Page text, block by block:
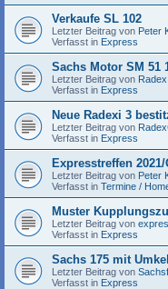
Verkaufe SL 102
Letzter Beitrag von Peter
Verfasst in Express
Sachs Motor SM 51
Letzter Beitrag von Radex
Verfasst in Express
Neue Radexi 3
Letzter Beitrag von
Verfasst in Express
Expresstreffen
Letzter Beitrag von Peter
Verfasst in Termine /
Muster
Letzter Beitrag von
Verfasst in Express
Sachs 175 mit
Letzter Beitrag von
Verfasst in Express